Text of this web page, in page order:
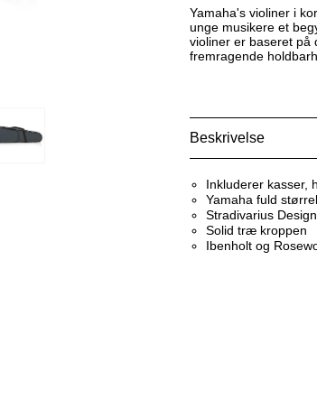
Yamaha's violiner i
unge musikere et
violiner er baseret på
fremragende
Beskrivelse
Inkluderer kasser,
Yamaha fuld
Stradivarius Design
Solid træ kroppen
Ibenholt og